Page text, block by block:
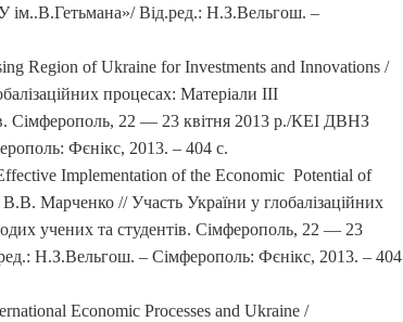
Від.ред.: Н.З.Вельгош. –
Region of Ukraine for Investments and Innovations /
процесах: Матеріали III
Сімферополь, 22 — 23 квітня 2013 р./КЕІ ДВНЗ
Фєнікс, 2013. – 404 с.
Implementation of the Economic Potential of
Марченко // Участь України у глобалізаційних
учених та студентів. Сімферополь, 22 — 23
Н.З.Вельгош. – Сімферополь: Фєнікс, 2013. – 404
Economic Processes and Ukraine /